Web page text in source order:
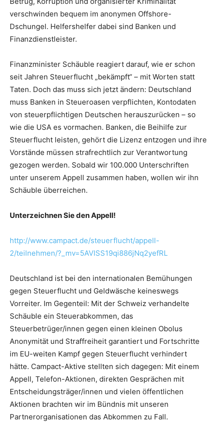
verschwinden bequem im anonymen Offshore-
Dschungel. Helfershelfer dabei sind Banken und
Finanzdienstleister.
Finanzminister Schäuble reagiert darauf, wie er schon
seit Jahren Steuerflucht „bekämpft“ – mit Worten statt
Taten. Doch das muss sich jetzt ändern: Deutschland
muss Banken in Steueroasen verpflichten, Kontodaten
von steuerpflichtigen Deutschen herauszurücken – so
wie die USA es vormachen. Banken, die Beihilfe zur
Steuerflucht leisten, gehört die Lizenz entzogen und ihre
Vorstände müssen strafrechtlich zur Verantwortung
gezogen werden. Sobald wir 100.000 Unterschriften
unter unserem Appell zusammen haben, wollen wir ihn
Schäuble überreichen.
Unterzeichnen Sie den Appell!
http://www.campact.de/steuerflucht/appell-
2/teilnehmen/?_mv=5AVISS19qi886jNq2yefRL
Deutschland ist bei den internationalen Bemühungen
gegen Steuerflucht und Geldwäsche keineswegs
Vorreiter. Im Gegenteil: Mit der Schweiz verhandelte
Schäuble ein Steuerabkommen, das
Steuerbetrüger/innen gegen einen kleinen Obolus
Anonymität und Straffreiheit garantiert und Fortschritte
im EU-weiten Kampf gegen Steuerflucht verhindert
hätte. Campact-Aktive stellten sich dagegen: Mit einem
Appell, Telefon-Aktionen, direkten Gesprächen mit
Entscheidungsträger/innen und vielen öffentlichen
Aktionen brachten wir im Bündnis mit unseren
Partnerorganisationen das Abkommen zu Fall.